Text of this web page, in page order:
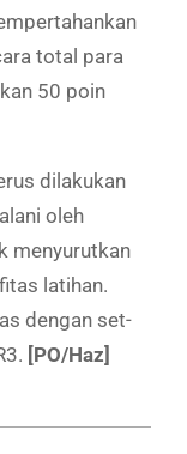
total para
50 poin
dilakukan
oleh
menyurutkan
latihan.
dengan set-
[PO/Haz]